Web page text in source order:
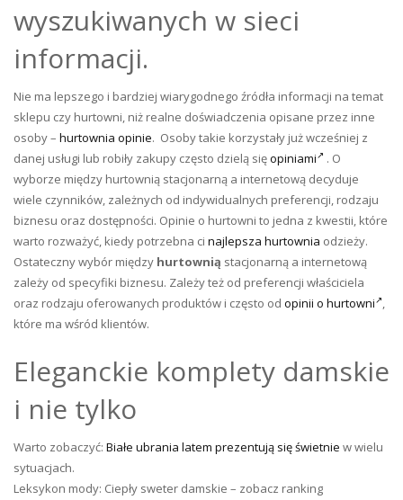
wyszukiwanych w sieci
informacji.
Nie ma lepszego i bardziej wiarygodnego źródła informacji na temat
sklepu czy hurtowni, niż realne doświadczenia opisane przez inne
osoby – hurtownia opinie. Osoby takie korzystały już wcześniej z
danej usługi lub robiły zakupy często dzielą sięopiniami
. O
wyborze między hurtownią stacjonarną a internetową decyduje
wiele czynników, zależnych od indywidualnych preferencji, rodzaju
biznesu oraz dostępności. Opinie o hurtowni to jedna z kwestii, które
warto rozważyć, kiedy potrzebna ci najlepsza hurtownia odzieży.
Ostateczny wybór między hurtownią stacjonarną a internetową
zależy od specyfiki biznesu. Zależy też od preferencji właściciela
oraz rodzaju oferowanych produktów i często od opinii o hurtowni ,
które ma wśród klientów.
Eleganckie komplety damskie
i nie tylko
Warto zobaczyć: Białe ubrania latem prezentują się świetnie w wielu
sytuacjach.
Leksykon mody: Ciepły sweter damskie – zobacz ranking